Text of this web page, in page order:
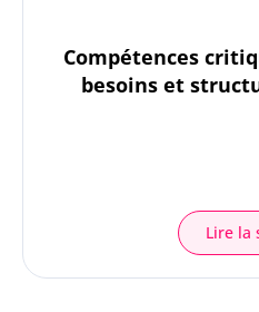
Compétences
besoins et
Lire la